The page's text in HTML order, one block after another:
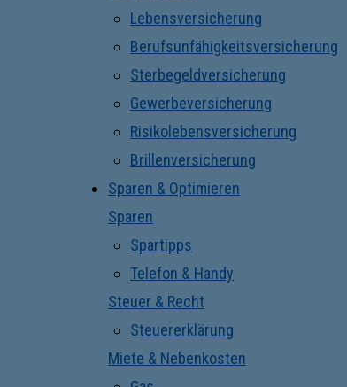
Lebensversicherung
Berufsunfähigkeitsversicherung
Sterbegeldversicherung
Gewerbeversicherung
Risikolebensversicherung
Brillenversicherung
Sparen & Optimieren
Sparen
Spartipps
Telefon & Handy
Steuer & Recht
Steuererklärung
Miete & Nebenkosten